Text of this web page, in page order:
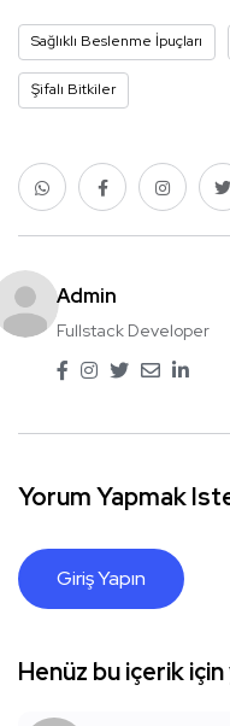
Sağlıklı Beslenme İpuçları
Şifalı Bitkiler
Admin
Fullstack Developer
Yorum Yapmak
Giriş Yapın
Henüz bu içerik için